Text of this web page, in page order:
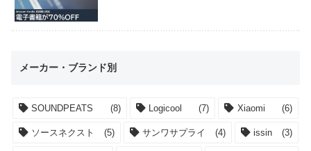
メーカー・ブランド別
SOUNDPEATS (8) Logicool (7) Xiaomi (6)
ソースネクスト (5) サンワサプライ (4) issin (3)